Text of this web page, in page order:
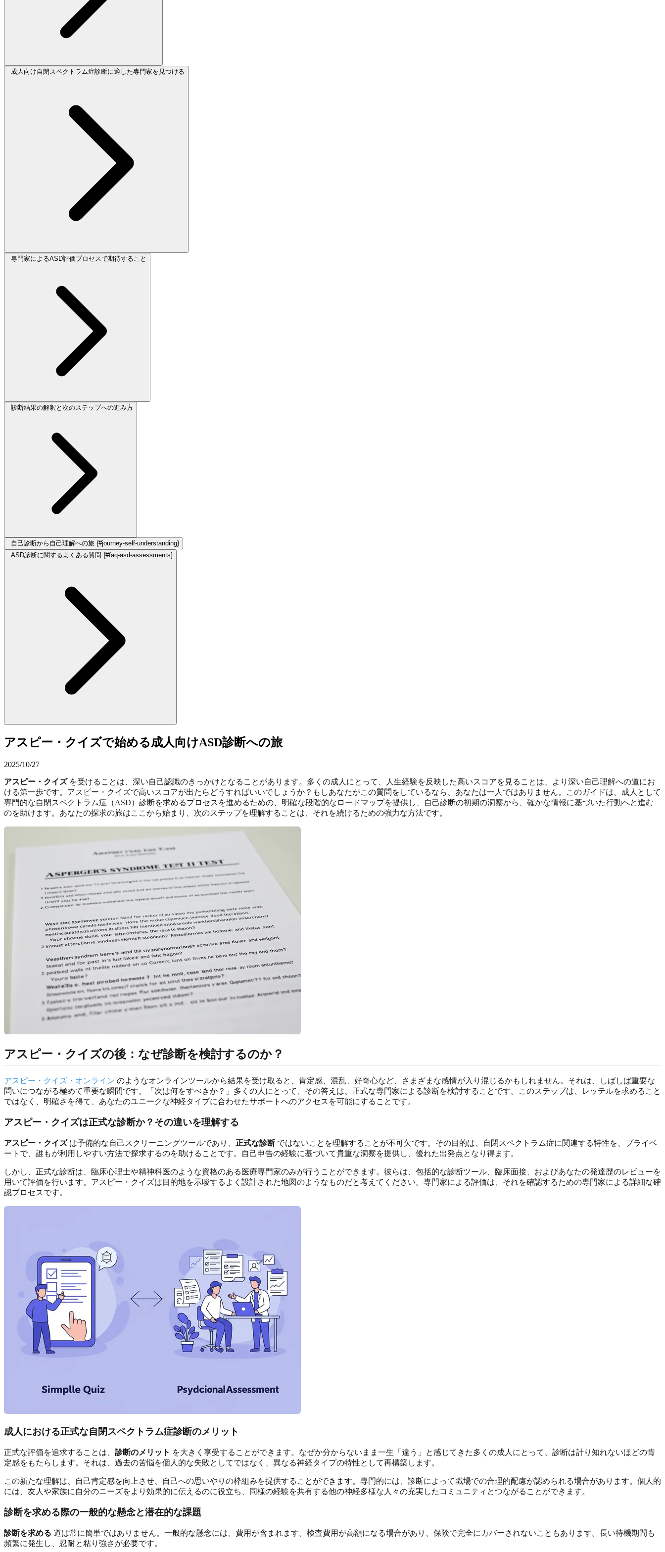
成人向け自閉スペクトラム症診断に適した専門家を見つける
専門家によるASD評価プロセスで期待すること
診断結果の解釈と次のステップへの進み方
自己診断から自己理解への旅 {#journey-self-understanding}
ASD診断に関するよくある質問 {#faq-asd-assessments}
アスピー・クイズで始める成人向けASD診断への旅
2025/10/27
アスピー・クイズを受けることは、深い自己認識のきっかけとなることがあります。多くの成人にとって、人生経験を反映した高いスコアを見ることは、より深い自己理解への道にお
ける第一歩です。アスピー・クイズで高いスコアが出たらどうすればいいでしょうか？もしあなたがこの質問をしているなら、あなたは一人ではありません。このガイドは、成人として
専門的な自閉スペクトラム症（ASD）診断を求めるプロセスを進めるための、明確な段階的なロードマップを提供し、自己診断の初期の洞察から、確かな情報に基づいた行動へと進む
のを助けます。あなたの探求の旅はここから始まり、次のステップを理解することは、それを続けるための強力な方法です。
アスピー・クイズの後：なぜ診断を検討するのか？
アスピー・クイズ・オンライン のようなオンラインツールから結果を受け取ると、肯定感、混乱、好奇心など、さまざまな感情が入り混じるかもしれません。それは、しばしば重要な
問いにつながる極めて重要な瞬間です。「次は何をすべきか？」多くの人にとって、その答えは、正式な専門家による診断を検討することです。このステップは、レッテルを求めること
ではなく、明確さを得て、あなたのユニークな神経タイプに合わせたサポートへのアクセスを可能にすることです。
アスピー・クイズは正式な診断か？その違いを理解する
アスピー・クイズは予備的な自己スクリーニングツールであり、 正式な診断ではないことを理解することが不可欠です。その目的は、自閉スペクトラム症に関連する特性を、プライベ
ートで、誰もが利用しやすい方法で探求するのを助けることです。自己申告の経験に基づいて貴重な洞察を提供し、優れた出発点となり得ます。
しかし、正式な診断は、臨床心理士や精神科医のような資格のある医療専門家のみが行うことができます。彼らは、包括的な診断ツール、臨床面接、およびあなたの発達歴のレビューを
用いて評価を行います。アスピー・クイズは目的地を示唆するよく設計された地図のようなものだと考えてください。専門家による評価は、それを確認するための専門家による詳細な確
認プロセスです。
成人における正式な自閉スペクトラム症診断のメリット
正式な評価を追求することは、 診断のメリット を大きく享受することができます。なぜか分からないまま一生「違う」と感じてきた多くの成人にとって、診断は計り知れないほどの肯
定感をもたらします。それは、過去の苦悩を個人的な失敗としてではなく、異なる神経タイプの特性として再構築します。
この新たな理解は、自己肯定感を向上させ、自己への思いやりの枠組みを提供することができます。専門的には、診断によって職場での合理的配慮が認められる場合があります。個人的
には、友人や家族に自分のニーズをより効果的に伝えるのに役立ち、同様の経験を共有する他の神経多様な人々の充実したコミュニティとつながることができます。
診断を求める際の一般的な懸念と潜在的な課題
診断を求める 道は常に簡単ではありません。一般的な懸念には、費用が含まれます。検査費用が高額になる場合があり、保険で完全にカバーされないこともあります。長い待機期間も
頻繁に発生し、忍耐と粘り強さが必要です。